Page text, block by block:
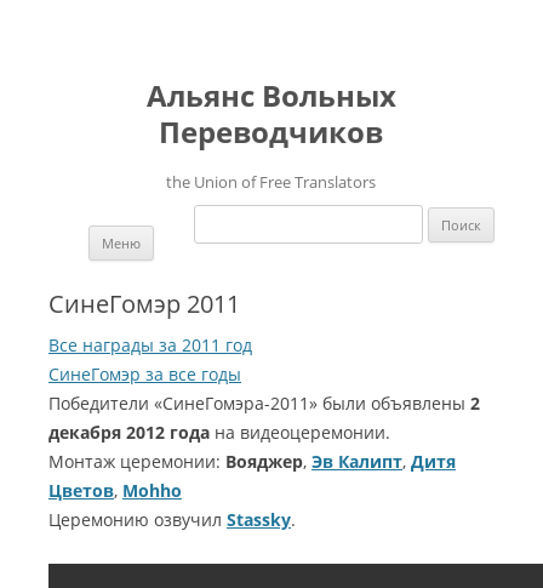
Альянс Вольных
Переводчиков
the Union of Free Translators
Найти:
Меню
СинеГомэр 2011
Все награды за 2011 год
СинеГомэр за все годы
Победители «СинеГомэра-2011» были объявлены 2
декабря 2012 года на видеоцеремонии.
Монтаж церемонии: Вояджер, Эв Калипт, Дитя
Цветов, Mohho
Церемонию озвучил Stassky.